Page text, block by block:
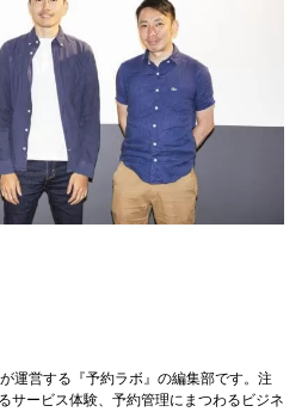
運営する『予約ラボ』の編集部です。注
サービス体験、予約管理にまつわるビジネ